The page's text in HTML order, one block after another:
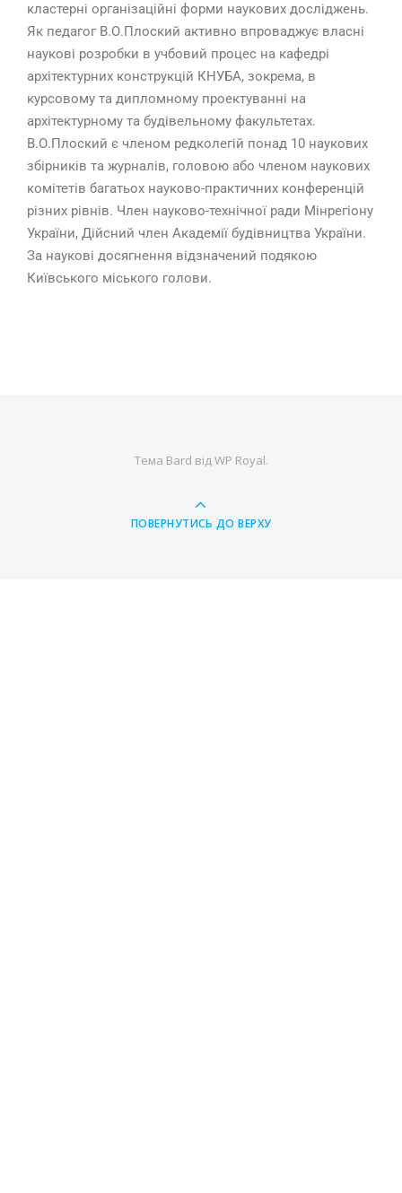
кластерні організаційні форми наукових досліджень.
Як педагог В.О.Плоский активно впроваджує власні
наукові розробки в учбовий процес на кафедрі
архітектурних конструкцій КНУБА, зокрема, в
курсовому та дипломному проектуванні на
архітектурному та будівельному факультетах.
В.О.Плоский є членом редколегій понад 10 наукових
збірників та журналів, головою або членом наукових
комітетів багатьох науково-практичних конференцій
різних рівнів. Член науково-технічної ради Мінрегіону
України, Дійсний член Академії будівництва України.
За наукові досягнення відзначений подякою
Київського міського голови.
Тема Bard відWP Royal.
ПОВЕРНУТИСЬ ДО ВЕРХУ